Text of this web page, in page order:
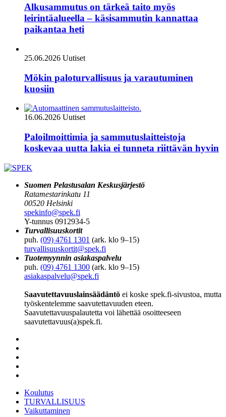
Alkusammutus on tärkeä taito myös
leirintäalueella – käsisammutin kannattaa
paikantaa heti
25.06.2026 Uutiset
Mökin paloturvallisuus ja varautuminen
kuosiin
16.06.2026 Uutiset
Paloilmoittimia ja sammutuslaitteistoja
koskevaa uutta lakia ei tunneta riittävän hyvin
Suomen Pelastusalan Keskusjärjestö
Ratamestarinkatu 11
00520 Helsinki
spekinfo@spek.fi
Y-tunnus 0912934-5
Turvallisuuskortit
puh. (09) 4761 1301 (ark. klo 9–15)
turvallisuuskortit@spek.fi
Tuotemyynnin asiakaspalvelu
puh. (09) 4761 1300 (ark. klo 9–15)
asiakaspalvelu@spek.fi
Saavutettavuuslainsäädäntö ei koske spek.fi-sivustoa, mutta
työskentelemme saavutettavuuden eteen.
Saavutettavuuspalautetta voi lähettää osoitteeseen
saavutettavuus(a)spek.fi.
Koulutus
TURVALLISUUS
Vaikuttaminen